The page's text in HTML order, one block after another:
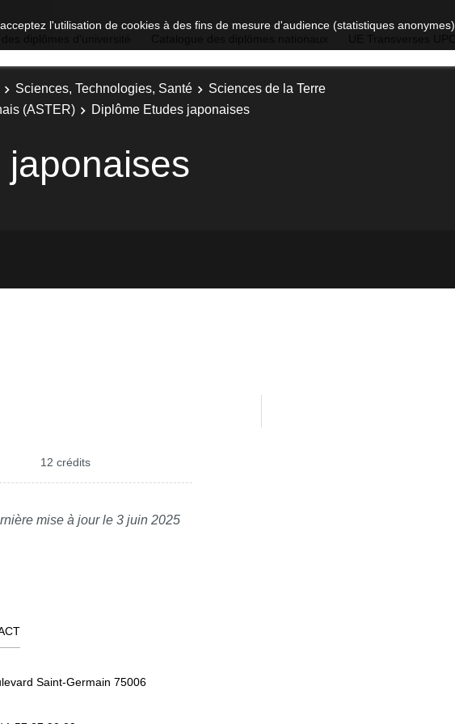
l'utilisation de cookies à des fins de mesure d'audience (statistiques anonymes).
Sciences, Technologies, Santé
Sciences de la Terre
(ASTER)
Diplôme Etudes japonaises
12 crédits
mise à jour le 3 juin 2025
Saint-Germain 75006